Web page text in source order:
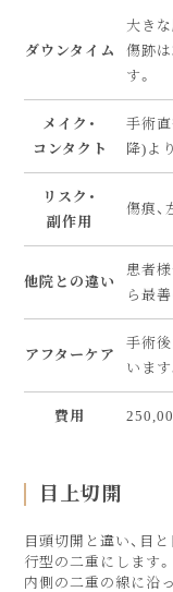
ダウンタイム
大き
傷跡
す。
メイク・
コンタクト
手術
降)よ
リスク・
副作用
傷痕、
他院との違い
患者
ら最
アフターケア
手術
います
費用
目上切開
目頭切開と違い、目
行型の二重にします。
内側の二重の線に沿